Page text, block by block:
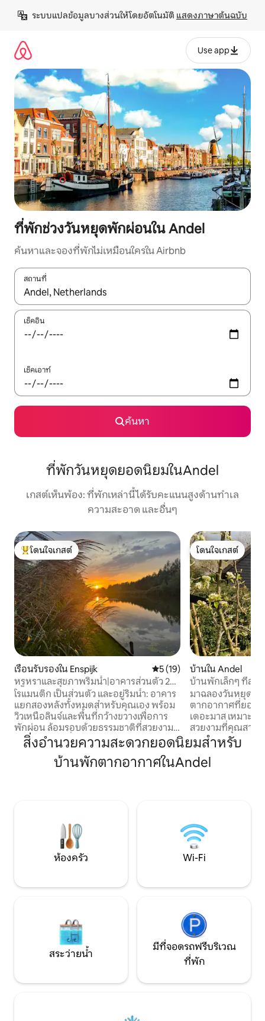
เนื้อหา
ระบบแปลข้อมูลบางส่วนให้โดยอัตโนมัติ แสดงภาษาต้นฉบับ
Use app
ที่พักช่วงวันหยุดพักผ่อนใน Andel
ค้นหาและจองที่พักไม่เหมือนใครใน Airbnb
สถานที่
ใช้ลูกศรขึ้นลง หรือใช้การสัมผัสหรือปัด เพื่อสำรวจผลการค้นหา
เช็คอิน
เช็คเอาท์
ค้นหา
ที่พักวันหยุดยอดนิยมในAndel
เกสต์เห็นพ้อง: ที่พักเหล่านี้ได้รับคะแนนสูงด้านทำเล
ความสะอาด และอื่นๆ
โดนใจเกสต์ที่สุด
โดนใจเกสต์
เรือนรับรองใน Enspijk คะแนนเฉลี่ย 5 จาก 5, 19 รีวิว
5 (19)
หรูหราและสุขภาพริมน้ำ|อาคารส่วนตัว 2
หลัง
โรแมนติก เป็นส่วนตัว และอยู่ริมน้ำ: อาคาร
แยกสองหลังทั้งหมดสำหรับคุณเอง พร้อม
วิวเหนือลินจ์และพื้นที่กว้างขวางเพื่อการ
พักผ่อน ล้อมรอบด้วยธรรมชาติที่สวยงาม
ในบรรยากาศที่งดงามอย่างแท้จริง - อาคาร
ส่วนตัว 2 หลังสำหรับผู้ใหญ่ 2 คนโดยเฉพาะ
- เตียงคิงไซส์ + เลานจ์สบาย ๆ - ห้องครัว
แพดเดิลบอร์ด ล่องเรือจากริมฝั่งแม่น้ำ
โดนใจเกสต์
โดนใจเกสต์
บ้านใน Andel
บ้านพักเล็กๆ ที่สว
สวยงาม
มาฉลองวันหยุดกั
ตากอากาศที่ยอด
เดอะมาส เหมาะส
สวยงามที่คุณสาม
ได้อย่างสนุกสนาน
เดนบอสช์, โกรินเช
ป้อมปราการ เช่น
ปรับอากาศ ทีวี เค
WiFi
สิ่งอำนวยความสะดวกยอดนิยมสำหรับ
บ้านพักตากอากาศในAndel
ห้องครัว Wi-Fi
สระว่ายน้ำ
มีที่จอดรถฟรีบริเวณ
ที่พัก